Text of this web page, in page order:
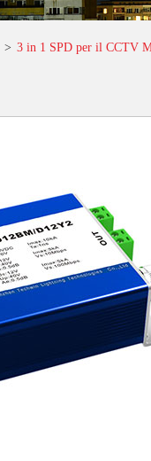
3 in 1 SPD per il CCTV